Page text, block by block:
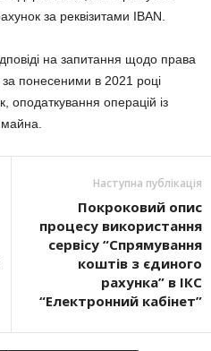
за реквізитами IBAN.
на запитання щодо права
понесеними в 2021 році
оподаткування операцій із
Наступна публікація
Покроковий опис
процесу використання
сервісу “Спрямування
коштів з єдиного
рахунка” в ІКС
“Електронний кабінет”